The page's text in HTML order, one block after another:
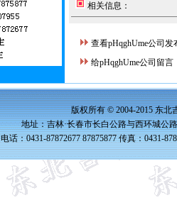
相关信息：
查看pHqghUme公司发
给pHqghUme公司留言
版权所有 © 2004-2015 东北
地址：吉林·长春市长白公路与西环城公
电话：0431-87872677 87875877 传真：0431-